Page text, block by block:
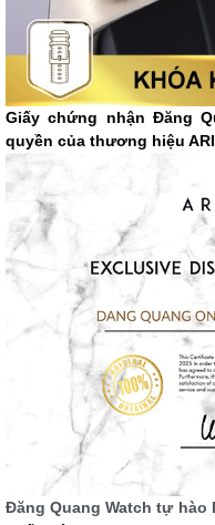
Giấy chứng nhận Đăng
quyền của thương hiệu
Đăng Quang Watch tự